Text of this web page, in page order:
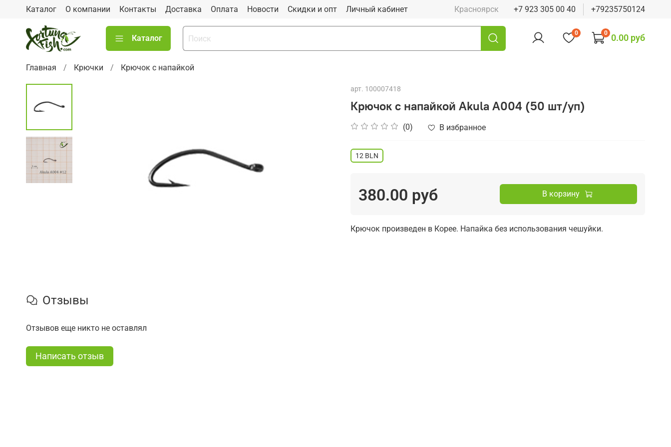
Каталог О компании Контакты Доставка Оплата Новости Скидки и опт Личный кабинет Красноярск +7 923 305 00 40 +79235750124
Каталог
0 0 0.00 руб
Главная Крючки Крючок с напайкой
арт. 100007418
Крючок с напайкой Akula A004 (50 шт/уп)
(0) В избранное
12 BLN
380.00 руб В корзину
Крючок произведен в Корее. Напайка без использования чешуйки.
Отзывы
Отзывов еще никто не оставлял
Написать отзыв